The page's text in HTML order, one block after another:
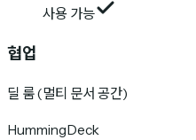
사용 가능
협업
딜 룸 (멀티 문서 공간)
HummingDeck